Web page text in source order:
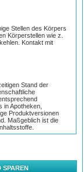
Stellen des Körpers
Körperstellen wie z.
Kontakt mit
Stand der
Apotheken,
Produktversionen
Maßgeblich ist die
SPAREN